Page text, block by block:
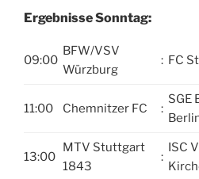
Ergebnisse Sonntag:
09:00
BFW/VSV
Würzburg
: FC
11:00 Chemnitzer FC :
SGE
13:00
MTV Stuttgart
1843
:
ISC